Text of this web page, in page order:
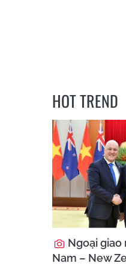
HOT TREND
Ngoại giao
Nam – New